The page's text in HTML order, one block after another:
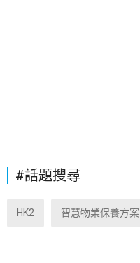
#話題搜尋
HK2 智慧物業保養方案